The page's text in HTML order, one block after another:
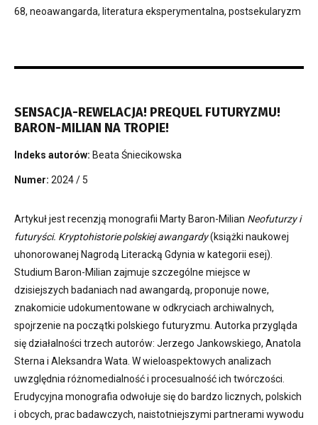
68, neoawangarda, literatura eksperymentalna, postsekularyzm
SENSACJA-REWELACJA! PREQUEL FUTURYZMU!
BARON-MILIAN NA TROPIE!
Indeks autorów: Beata Śniecikowska
Numer: 2024 / 5
Artykuł jest recenzją monografii Marty Baron-Milian Neofuturzy i
futuryści. Kryptohistorie polskiej awangardy(książki naukowej
uhonorowanej Nagrodą Literacką Gdynia w kategorii esej).
Studium Baron-Milian zajmuje szczególne miejsce w
dzisiejszych badaniach nad awangardą, proponuje nowe,
znakomicie udokumentowane w odkryciach archiwalnych,
spojrzenie na początki polskiego futuryzmu. Autorka przygląda
się działalności trzech autorów: Jerzego Jankowskiego, Anatola
Sterna i Aleksandra Wata. W wieloaspektowych analizach
uwzględnia różnomedialność i procesualność ich twórczości.
Erudycyjna monografia odwołuje się do bardzo licznych, polskich
i obcych, prac badawczych, naistotniejszymi partnerami wywodu